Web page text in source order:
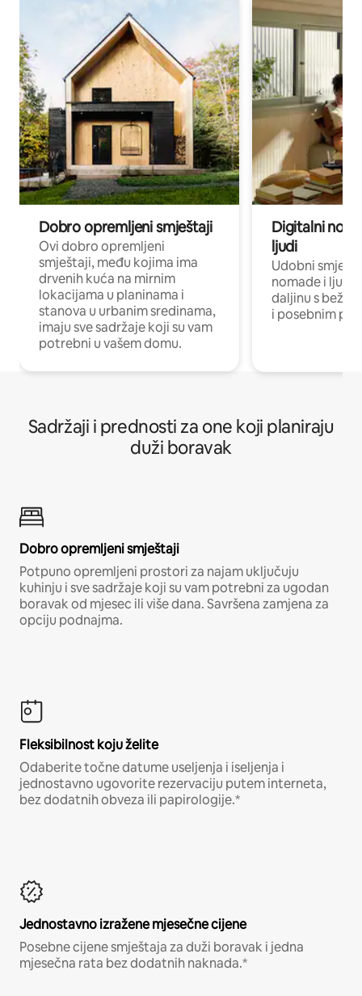
Dobro opremljeni smještaji
Ovi dobro opremljeni
smještaji, među kojima ima
drvenih kuća na mirnim
lokacijama u planinama i
stanova u urbanim sredinama,
imaju sve sadržaje koji su vam
potrebni u vašem domu.
Digitalni
ljudi
Udobni
nomade i ljude
daljinu s
i posebnim
Sadržaji i prednosti za one koji planiraju
duži boravak
Dobro opremljeni smještaji
Potpuno opremljeni prostori za najam uključuju
kuhinju i sve sadržaje koji su vam potrebni za ugodan
boravak od mjesec ili više dana. Savršena zamjena za
opciju podnajma.
Fleksibilnost koju želite
Odaberite točne datume useljenja i iseljenja i
jednostavno ugovorite rezervaciju putem interneta,
bez dodatnih obveza ili papirologije.*
Jednostavno izražene mjesečne cijene
Posebne cijene smještaja za duži boravak i jedna
mjesečna rata bez dodatnih naknada.*